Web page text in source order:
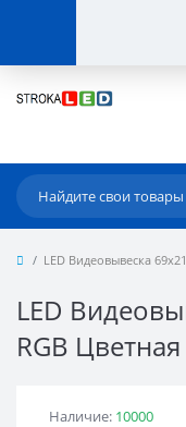
LED Видеовывеска
LED
RGB Цветная
Наличие: 10000